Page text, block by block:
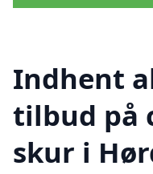
Indhent
tilbud på
skur i